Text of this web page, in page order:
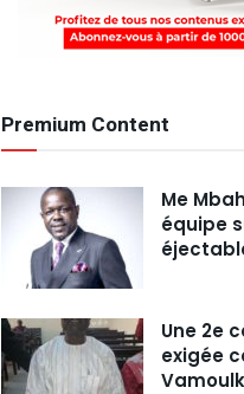
Premium Content
Me
équipe
Une 2e
exigée